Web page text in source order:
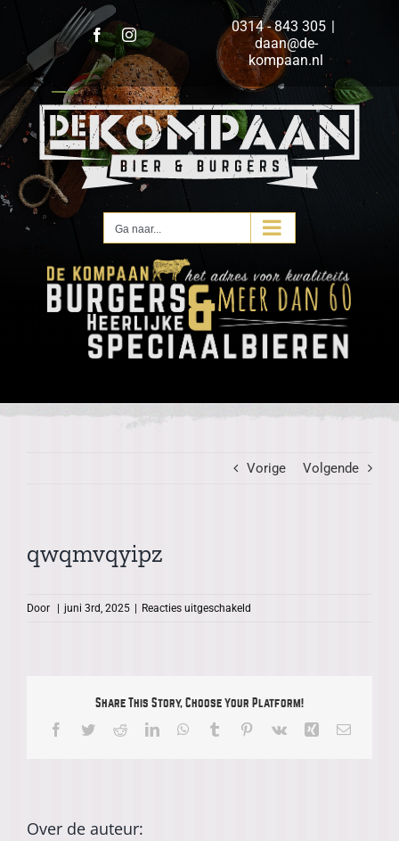
Ga
inhoud
FacebookInstagram 0314 - 843 305 |
daan@de-
kompaan.nl
Ga naar...
Vorige Volgende
qwqmvqyipz
Door | juni 3rd, 2025 | Reacties uitgeschakeld
Share This Story, Choose Your Platform!
Facebook
TwitterRedditLinkedInWhatsApp
Tumblr Pinterest
Vk Xing E-
Over de auteur: